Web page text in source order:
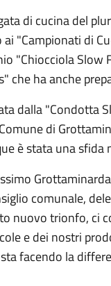
di cucina del
"Campionati di
"Chiocciola Slow
che ha anche
dalla "Condotta
di
è stata una
comunale,
nuovo trionfo, ci
e dei nostri
facendo la